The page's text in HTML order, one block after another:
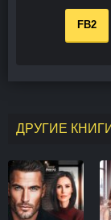
FB2
ДРУГИЕ